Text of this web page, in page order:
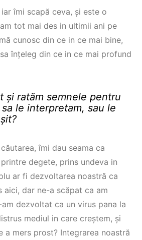
îmi scapă ceva, și este o
tot mai des in ultimii ani pe
cunosc din ce in ce mai bine,
înțeleg din ce in ce mai profund
și ratăm semnele pentru
le interpretam, sau le
îmi dau seama ca
degete, prins undeva in
ar fi dezvoltarea noastră ca
aici, dar ne-a scăpat ca am
dezvoltat ca un virus pana la
mediul in care creștem, și
a mers prost? Integrarea noastră